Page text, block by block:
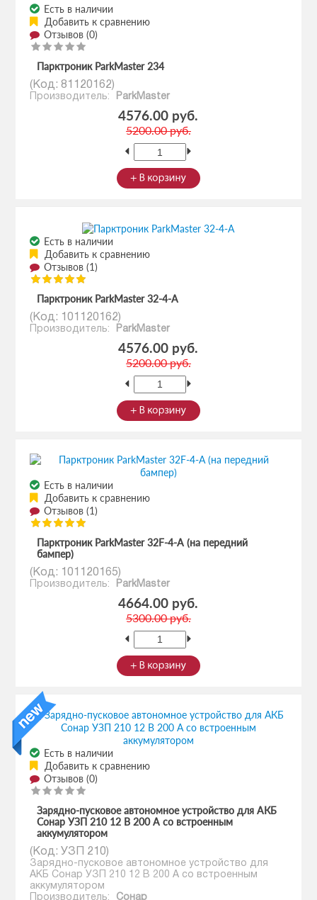
Есть в наличии
Добавить к сравнению
Отзывов (0)
Парктроник ParkMaster 234
(Код:81120162)
Производитель: ParkMaster
4576.00 руб.
5200.00 руб.
Есть в наличии
Добавить к сравнению
Отзывов (1)
Парктроник ParkMaster 32-4-A
(Код: 101120162)
Производитель: ParkMaster
4576.00 руб.
5200.00 руб.
Есть в наличии
Добавить к сравнению
Отзывов (1)
Парктроник ParkMaster 32F-4-A (на передний
бампер)
(Код: 101120165)
Производитель: ParkMaster
4664.00 руб.
5300.00 руб.
Есть в наличии
Добавить к сравнению
Отзывов (0)
Зарядно-пусковое автономное устройство для АКБ
Сонар УЗП 210 12 В 200 А со встроенным
аккумулятором
(Код: УЗП 210)
Зарядно-пусковое автономное устройство для
АКБ Сонар УЗП 210 12 В 200 А со встроенным
аккумулятором
Производитель:
Сонар